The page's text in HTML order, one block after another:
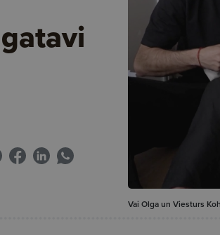
Vai Olga un Viesturs